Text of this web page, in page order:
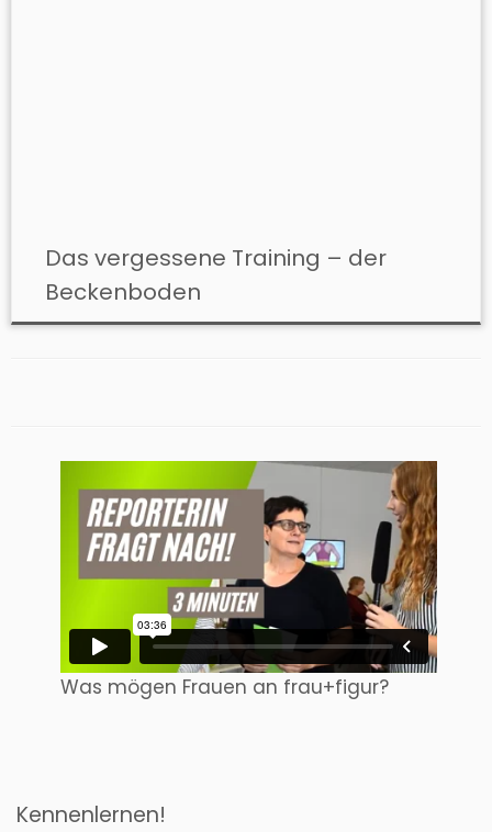
Das vergessene Training – der
Beckenboden
Was mögen Frauen an frau+figur?
Kennenlernen!